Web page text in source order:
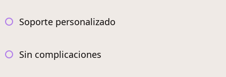
Soporte personalizado
Sin complicaciones